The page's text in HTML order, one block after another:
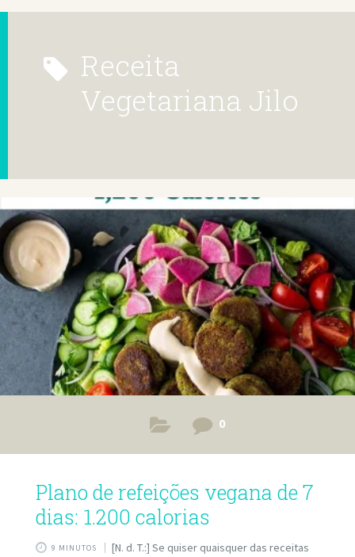
Receita
Vegetariana Jilo
0
Plano de refeições vegana de 7
dias: 1.200 calorias
9 MINUTOS
[N. d. T.:] Se quiser quaisquer das receitas